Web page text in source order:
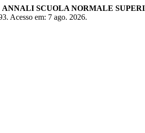
ANNALI SCUOLA NORMALE
Acesso em: 7 ago. 2026.